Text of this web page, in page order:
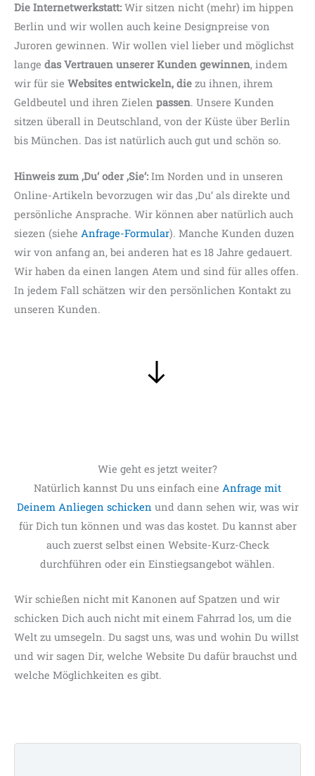
Die Internetwerkstatt: Wir sitzen nicht (mehr) im hippen
Berlin und wir wollen auch keine Designpreise von
Juroren gewinnen. Wir wollen viel lieber und möglichst
lange das Vertrauen unserer Kunden gewinnen, indem
wir für sie Websites entwickeln, die zu ihnen, ihrem
Geldbeutel und ihren Zielen passen. Unsere Kunden
sitzen überall in Deutschland, von der Küste über Berlin
bis München. Das ist natürlich auch gut und schön so.
Hinweis zum ‚Du‘ oder ‚Sie‘: Im Norden und in unseren
Online-Artikeln bevorzugen wir das ‚Du‘ als direkte und
persönliche Ansprache. Wir können aber natürlich auch
siezen (siehe Anfrage-Formular). Manche Kunden duzen
wir von anfang an, bei anderen hat es 18 Jahre gedauert.
Wir haben da einen langen Atem und sind für alles offen.
In jedem Fall schätzen wir den persönlichen Kontakt zu
unseren Kunden.
Wie geht es jetzt weiter?
Natürlich kannst Du uns einfach eine Anfrage mit
Deinem Anliegen schicken und dann sehen wir, was wir
für Dich tun können und was das kostet. Du kannst aber
auch zuerst selbst einen Website-Kurz-Check
durchführen oder ein Einstiegsangebot wählen.
Wir schießen nicht mit Kanonen auf Spatzen und wir
schicken Dich auch nicht mit einem Fahrrad los, um die
Welt zu umsegeln. Du sagst uns, was und wohin Du willst
und wir sagen Dir, welche Website Du dafür brauchst und
welche Möglichkeiten es gibt.